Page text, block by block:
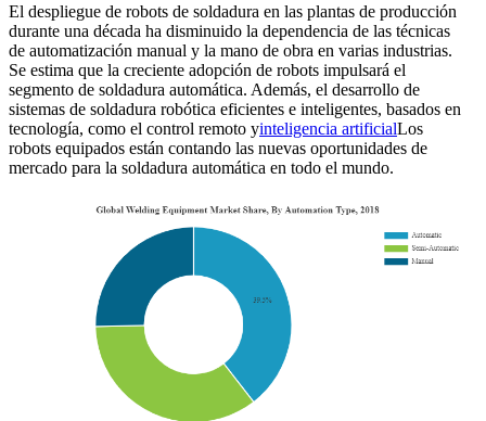
El despliegue de robots de soldadura en las plantas de producción
durante una década ha disminuido la dependencia de las técnicas
de automatización manual y la mano de obra en varias industrias.
Se estima que la creciente adopción de robots impulsará el
segmento de soldadura automática. Además, el desarrollo de
sistemas de soldadura robótica eficientes e inteligentes, basados ​​en
tecnología, como el control remoto yinteligencia artificialLos
robots equipados están contando las nuevas oportunidades de
mercado para la soldadura automática en todo el mundo.